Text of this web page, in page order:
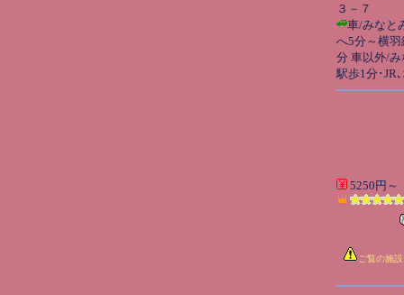
３－７
車/みなと
へ5分～横
分 車以外/
駅歩1分･JR
5250円～
ご覧の施